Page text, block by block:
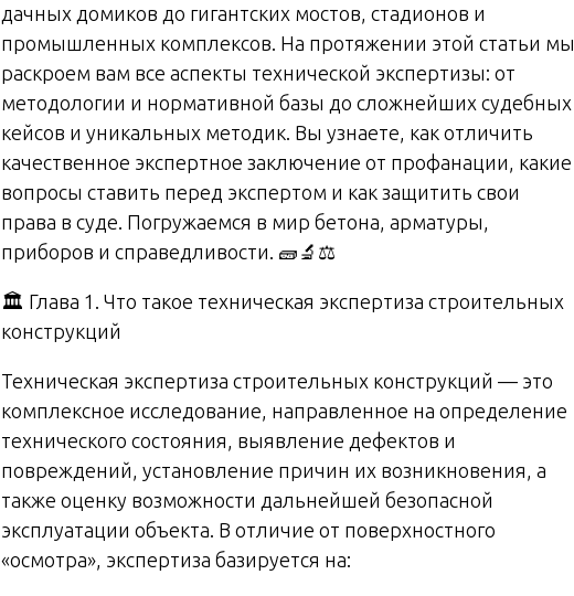
дачных домиков до гигантских мостов, стадионов и
промышленных комплексов. На протяжении этой статьи мы
раскроем вам все аспекты технической экспертизы: от
методологии и нормативной базы до сложнейших судебных
кейсов и уникальных методик. Вы узнаете, как отличить
качественное экспертное заключение от профанации, какие
вопросы ставить перед экспертом и как защитить свои
права в суде. Погружаемся в мир бетона, арматуры,
приборов и справедливости. 🧱🔬⚖️
🏛️ Глава 1. Что такое техническая экспертиза строительных
конструкций
Техническая экспертиза строительных конструкций — это
комплексное исследование, направленное на определение
технического состояния, выявление дефектов и
повреждений, установление причин их возникновения, а
также оценку возможности дальнейшей безопасной
эксплуатации объекта. В отличие от поверхностного
«осмотра», экспертиза базируется на: